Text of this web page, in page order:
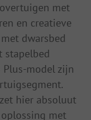
met
en creatieve
dwarsbed
stapelbed
model zijn
hier absoluut
met